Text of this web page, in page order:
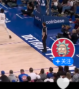
关注